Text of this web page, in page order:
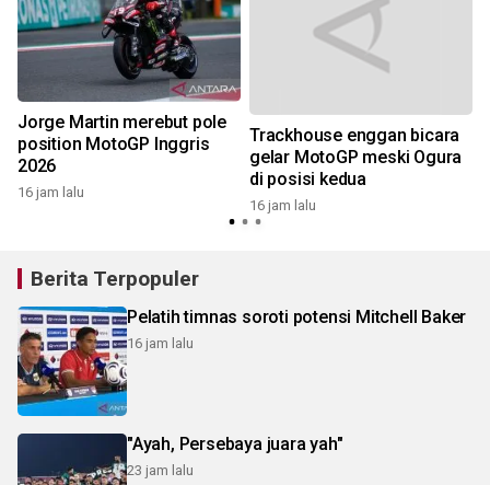
Jorge Martin merebut pole
position MotoGP Inggris
2026
16 jam lalu
Trackhouse enggan bicara
gelar MotoGP meski Ogura
di posisi kedua
16 jam lalu
Berita Terpopuler
Pelatih timnas soroti potensi Mitchell Baker
16 jam lalu
"Ayah, Persebaya juara yah"
23 jam lalu